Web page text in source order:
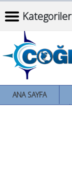
Kategoriler
ANA SAYFA